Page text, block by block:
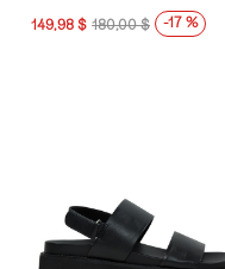
Gola (12)
PUMA (19)
Reebok (18)
149,98 $ 180,00 $ -17 %